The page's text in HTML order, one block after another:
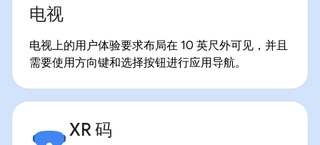
电视
电视上的用户体验要求布局在 10 英尺外可见，并且
需要使用方向键和选择按钮进行应用导航。
XR 码